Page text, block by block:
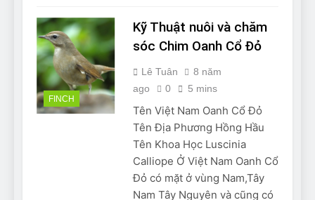
FINCH
Kỹ Thuật nuôi và chăm
sóc Chim Oanh Cổ Đỏ
Lê Tuân
8 năm
ago
0 5 mins
Tên Việt Nam Oanh Cổ Đỏ
Tên Địa Phương Hồng Hầu
Tên Khoa Học Luscinia
Calliope Ở Việt Nam Oanh Cổ
Đỏ có mặt ở vùng Nam,Tây
Nam Tây Nguyên và cũng có